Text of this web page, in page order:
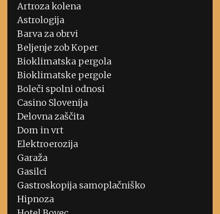
Artroza kolena
Astrologija
Barva za obrvi
Beljenje zob Koper
Bioklimatska pergola
Bioklimatske pergole
Boleči spolni odnosi
Casino Slovenija
Delovna zaščita
Dom in vrt
Elektroerozija
Garaža
Gasilci
Gastroskopija samoplačniško
Hipnoza